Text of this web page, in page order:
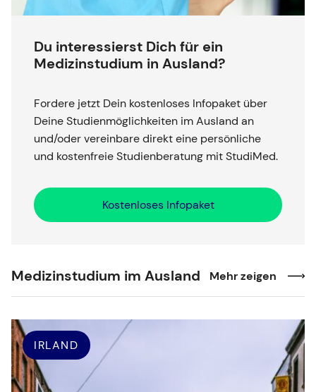
Du interessierst Dich für ein
Medizinstudium in Ausland?
Fordere jetzt Dein kostenloses Infopaket über
Deine Studienmöglichkeiten im Ausland an
und/oder vereinbare direkt eine persönliche
und kostenfreie Studienberatung mit StudiMed.
Kostenloses Infopaket
Medizinstudium im Ausland Mehr zeigen
IRLAND